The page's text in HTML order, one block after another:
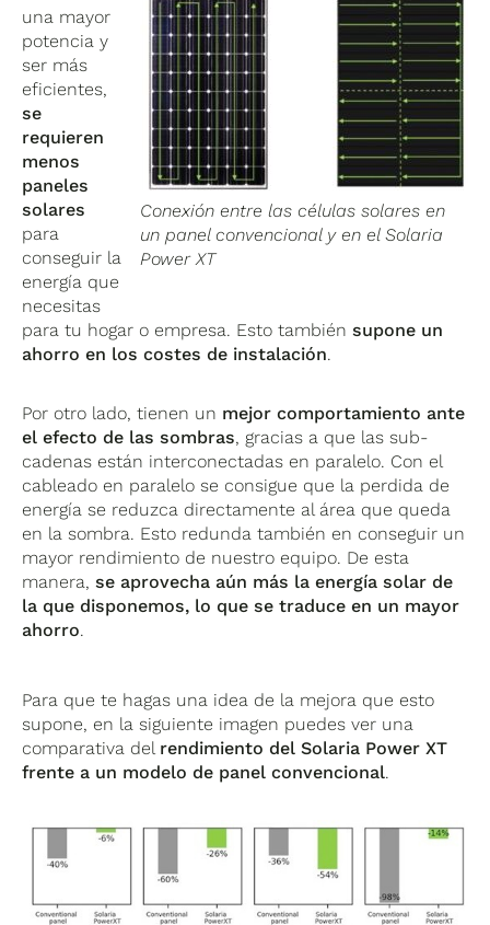
Conexión entre las células solares en
un panel convencional y en el Solaria
Power XT
una mayor
potencia y
ser más
eficientes,
se
requieren
menos
paneles
solares
para
conseguir la
energía que
necesitas
para tu hogar o empresa. Esto tambiénsupone un
ahorro en los costes de instalación.
Por otro lado, tienen un mejor comportamiento ante
el efecto de las sombras, gracias a que las sub-
cadenas están interconectadas en paralelo. Con el
cableado en paralelo se consigue que la perdida de
energía se reduzca directamente al área que queda
en la sombra. Esto redunda también en conseguir un
mayor rendimiento de nuestro equipo. De esta
manera,se aprovecha aún más la energía solar de
la que disponemos, lo que se traduce en un mayor
ahorro.
Para que te hagas una idea de la mejora que esto
supone, en la siguiente imagen puedes ver una
comparativa del rendimiento del Solaria Power XT
frente a un modelo de panel convencional.